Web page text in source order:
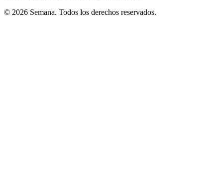
© 2026 Semana. Todos los derechos reservados.